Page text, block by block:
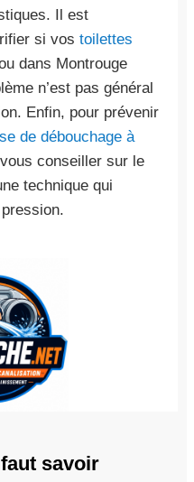
Il est
si vos toilettes
dans Montrouge
n’est pas général
Enfin, pour prévenir
de débouchage à
conseiller sur le
technique qui
savoir